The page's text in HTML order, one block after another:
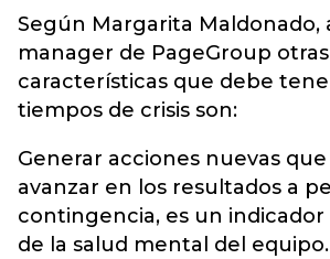
Según Margarita Maldonado,
manager de PageGroup
características que debe
tiempos de crisis son:
Generar acciones nuevas
avanzar en los resultados a
contingencia, es un indicador
de la salud mental del equipo.